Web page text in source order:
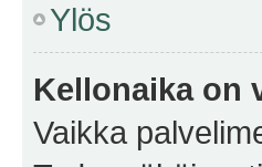
Ylös
Kellonaika on
Vaikka